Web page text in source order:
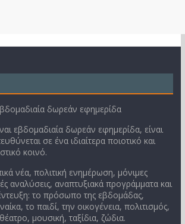
δωρεάν εφημερίδα
εβδομαδιαία δωρεάν εφημερίδα, είναι
σε ένα ιδιαίτερα ποιοτικό και
κοινό.
νέα, πολιτική ενημέρωση, μόνιμες
αναλύσεις, αναπτυξιακά προγράμματα και
το πρόσωπο της εβδομάδας,
το παιδί, την οικογένεια, πολιτισμός,
μουσική, ταξίδια, ζώδια.